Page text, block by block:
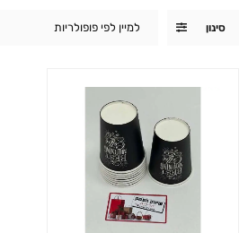
סינון למיין לפי פופולריות